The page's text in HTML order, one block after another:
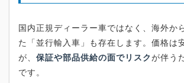
国内正規ディーラー車ではなく、海外か
た「並行輸入車」も存在します。価格は
が、 保証や部品供給の面でリスクが伴う
です。